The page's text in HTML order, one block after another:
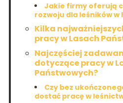
Jakie firmy oferują
rozwoju dla leśników w
Kilka
pracy w Lasach
Najczęściej
dotyczące pracy w
Państwowych?
Czy bez
dostać pracę w